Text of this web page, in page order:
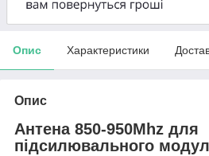
Опис Характеристики
Опис
Антена 850-950Mhz для
підсилювального